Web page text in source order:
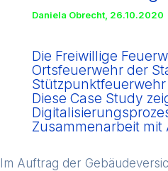
Daniela Obrecht, 26.10.2020
Die Freiwillige
Ortsfeuerwehr der
Diese Case Study
Zusammenarbeit mit
Im Auftrag der